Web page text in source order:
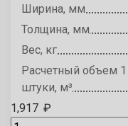
Ширина, мм
Толщина, мм
Вес, кг
Расчетный объем 1
штуки, м³
1,917 ₽